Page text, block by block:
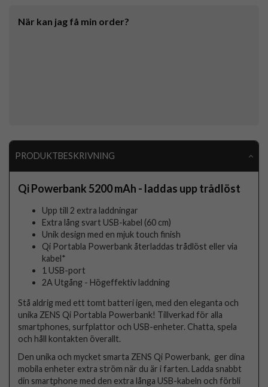
När kan jag få min order?
PRODUKTBESKRIVNING
Qi Powerbank 5200 mAh - laddas upp trådlöst
Upp till 2 extra laddningar
Extra lång svart USB-kabel (60 cm)
Unik design med en mjuk touch finish
Qi Portabla Powerbank återladdas trådlöst eller via
kabel*
1 USB-port
2A Utgång - Högeffektiv laddning
Stå aldrig med ett tomt batteri igen, med den eleganta och
unika ZENS Qi Portabla Powerbank! Tillverkad för alla
smartphones, surfplattor och USB-enheter. Chatta, spela
och håll kontakten överallt.
Den unika och mycket smarta ZENS Qi Powerbank, ger dina
mobila enheter extra ström när du är i farten. Ladda snabbt
din smartphone med den extra långa USB-kabeln och förbli